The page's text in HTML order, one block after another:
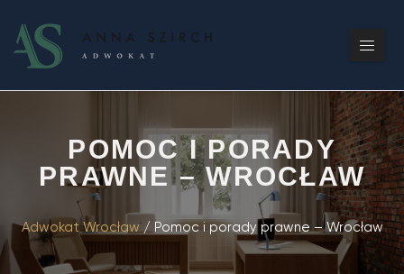
POMOC I PORADY
PRAWNE – WROCŁAW
Adwokat Wrocław / Pomoc i porady prawne – Wrocław